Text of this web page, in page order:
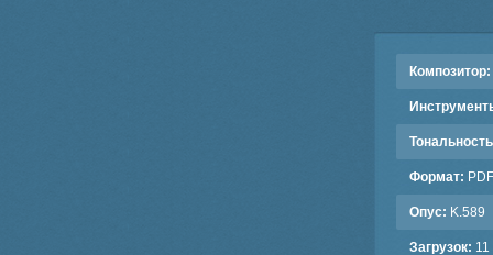
Композитор:
Формат: PDF
Опус: K.589
Загрузок: 11